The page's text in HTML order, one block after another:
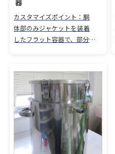
器
カスタマイズポイント：胴
体部のみジャケットを装着
したフラット容器で、部分的
でメンテナンス性と気密性
を向上。